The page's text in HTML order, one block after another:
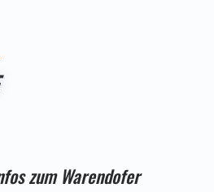
zum Warendofer